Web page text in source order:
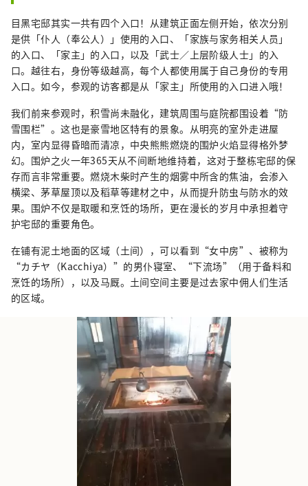
目黑宅邸其实一共有四个入口！从建筑正面左侧开始，依次分别
是供「仆人（奉公人）」使用的入口、「家族与家务相关人员」
的入口、「家主」的入口，以及「武士／上层阶级人士」的入
口。越往右，身份等级越高，每个人都使用属于自己身份的专用
入口。如今，参观的访客都是从「家主」所使用的入口进入哦！
我们前来参观时，积雪尚未融化，建筑周围与庭院都围设着“防
雪围栏”。这也是豪雪地区特有的景象。从明亮的室外走进屋
内，室内显得昏暗而清凉，中央熊熊燃烧的围炉火焰显得格外梦
幻。围炉之火一年365天从不间断地维持着，这对于整栋宅邸的保
存而言非常重要。燃烧木柴时产生的烟雾中所含的焦油，会渗入
横梁、茅草屋顶以及稻草等建材之中，从而提升防虫与防水的效
果。围炉不仅是取暖和烹饪的场所，更在漫长的岁月中承担着守
护宅邸的重要角色。
在铺有泥土地面的区域（土间），可以看到“女中房”、被称为
“カチヤ（Kacchiya）”的男仆寝室、“下流场”（用于备料和
烹饪的场所），以及马厩。土间空间主要是过去家中佣人们生活
的区域。